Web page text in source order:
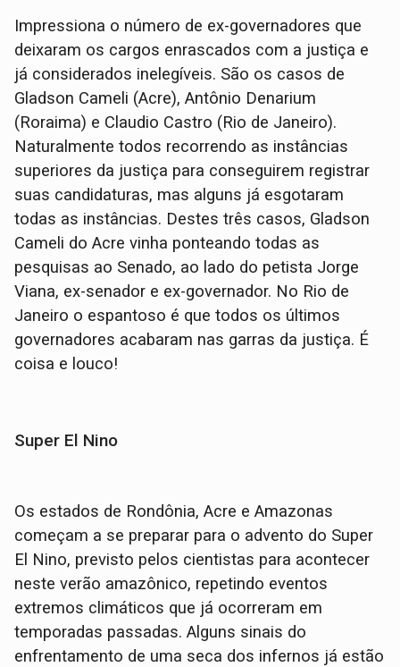
Impressiona o número de ex-governadores que
deixaram os cargos enrascados com a justiça e
já considerados inelegíveis. São os casos de
Gladson Cameli (Acre), Antônio Denarium
(Roraima) e Claudio Castro (Rio de Janeiro).
Naturalmente todos recorrendo as instâncias
superiores da justiça para conseguirem registrar
suas candidaturas, mas alguns já esgotaram
todas as instâncias. Destes três casos, Gladson
Cameli do Acre vinha ponteando todas as
pesquisas ao Senado, ao lado do petista Jorge
Viana, ex-senador e ex-governador. No Rio de
Janeiro o espantoso é que todos os últimos
governadores acabaram nas garras da justiça. É
coisa e louco!
Super El Nino
Os estados de Rondônia, Acre e Amazonas
começam a se preparar para o advento do Super
El Nino, previsto pelos cientistas para acontecer
neste verão amazônico, repetindo eventos
extremos climáticos que já ocorreram em
temporadas passadas. Alguns sinais do
enfrentamento de uma seca dos infernos já estão